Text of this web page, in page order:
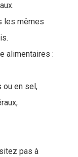
les mêmes
alimentaires :
ou en sel,
pas à